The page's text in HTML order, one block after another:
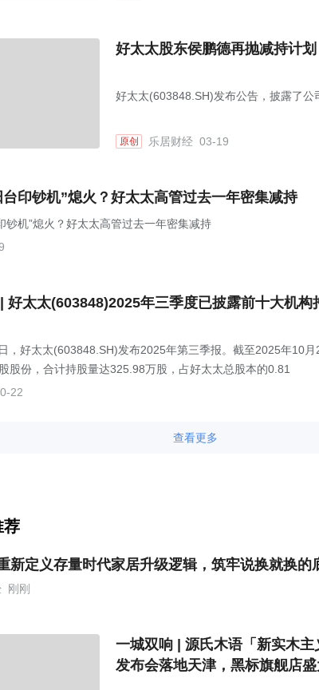
好太太股东侯鹏德再抛减持计
好太太(603848.SH)发布公告，披露了公
原创 乐居财经 03-19
印钞机”熄火？好太太高管过去一年密集减持
钞机”熄火？好太太高管过去一年密集减持
好太太(603848)2025年三季度已披露前十大机构
，好太太(603848.SH)发布2025年第三季报。截至2025年10
股份，合计持股量达325.98万股，占好太太总股本的0.81
22
查看更多
荐
新定义存量时代家居升级逻辑，筑牢说换就换的
刚刚
一城双响 | 源氏木语「新实木
发布会落地天津，黑标旗舰店